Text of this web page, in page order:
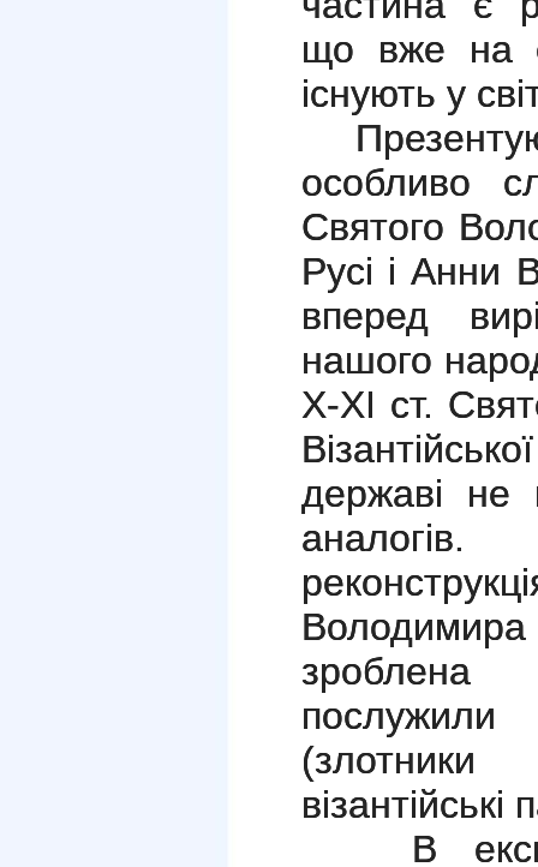
що вже на
існують у
особливо
Святого
Русі і Анни
вперед
нашого
X-XI ст.
державі не
візантійські
В